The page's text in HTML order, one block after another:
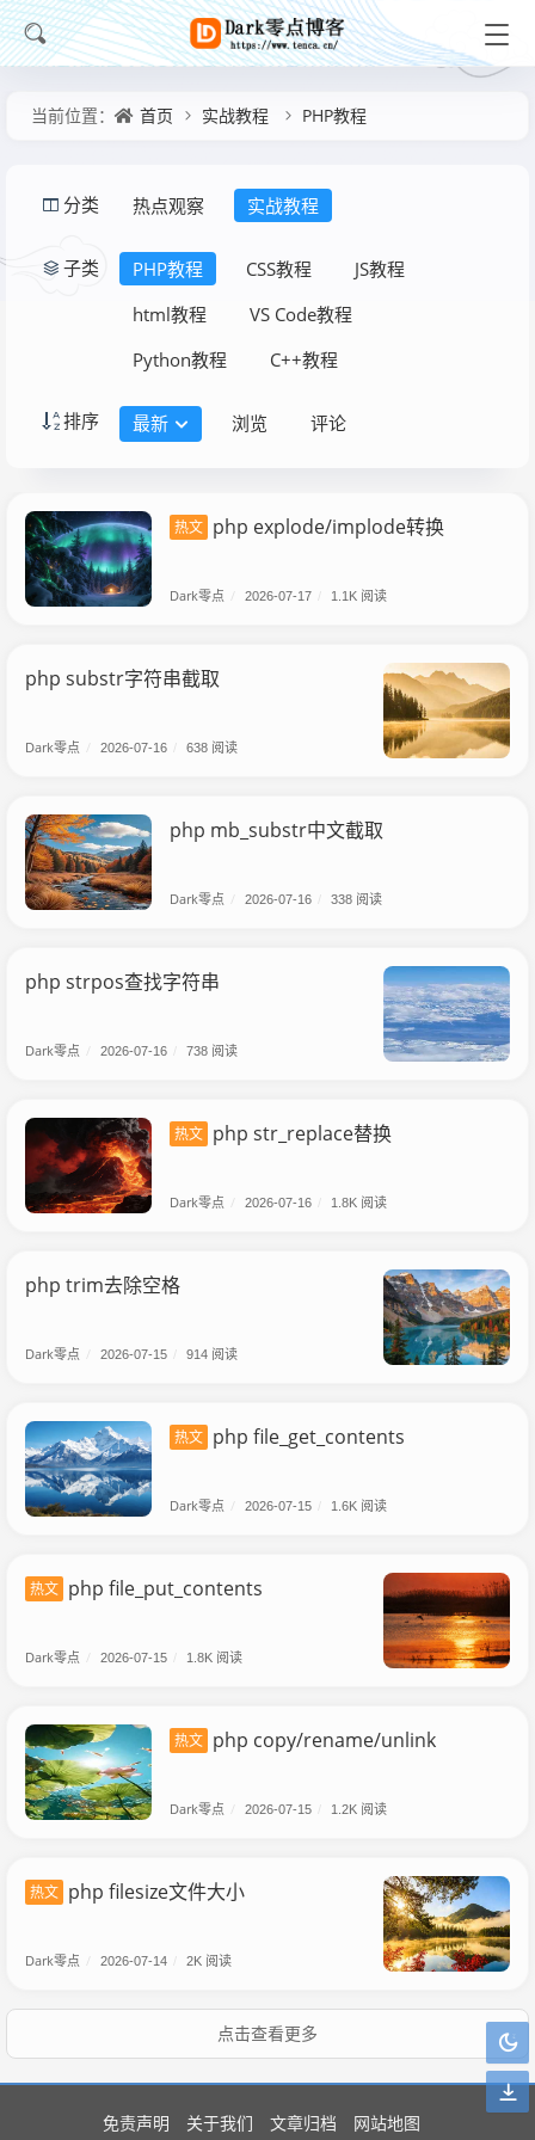
当前位置： 首页 实战教程 PHP教程
分类 热点观察 实战教程
子类 PHP教程 CSS教程
JS教程
html教程
VS Code教程
Python教程
C++教程
排序 最新 浏览 评论
热文 php explode/implode转换
Dark零点 2026-07-17 1.1K 阅读
php substr字符串截取
Dark零点 2026-07-16 638 阅读
php mb_substr中文截取
Dark零点 2026-07-16 338 阅读
php strpos查找字符串
Dark零点 2026-07-16 738 阅读
热文 php str_replace替换
Dark零点 2026-07-16 1.8K 阅读
php trim去除空格
Dark零点 2026-07-15 914 阅读
热文 php file_get_contents
Dark零点 2026-07-15 1.6K 阅读
热文 php file_put_contents
Dark零点 2026-07-15 1.8K 阅读
热文 php copy/rename/unlink
Dark零点 2026-07-15 1.2K 阅读
热文 php filesize文件大小
Dark零点 2026-07-14 2K 阅读
点击查看更多
免责声明 关于我们 文章归档 网站地图